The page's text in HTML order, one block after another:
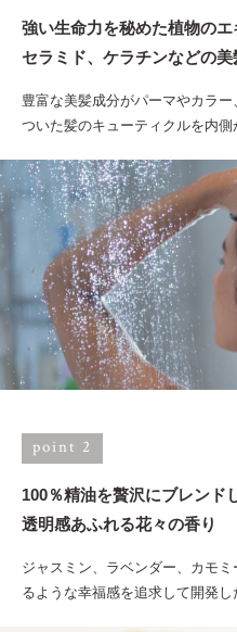
強い生命力を秘めた植物のエ
セラミド、ケラチンなどの
豊富な美髪成分がパーマやカラ
ついた髪のキューティクルを内側
point 2
100％精油を贅沢にブレンド
透明感あふれる花々の香り
ジャスミン、ラベンダー、カモ
るような幸福感を追求して開発し